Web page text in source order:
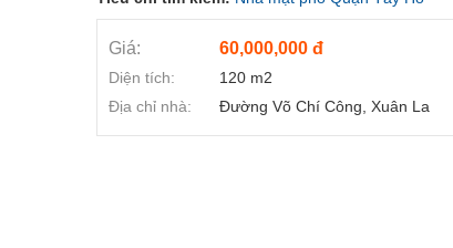
Giá: 60,000,000 đ
Diện tích:
120 m2
Địa chỉ nhà:
Đường Võ Chí Công, Xuân La